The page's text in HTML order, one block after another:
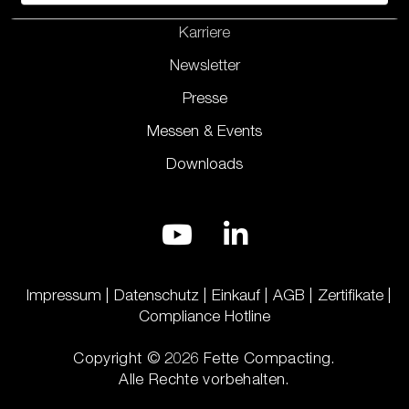
Karriere
Newsletter
Presse
Messen & Events
Downloads
Impressum Datenschutz Einkauf AGB
Zertifikate
Compliance Hotline
Copyright © 2026 Fette Compacting.
Alle Rechte vorbehalten.